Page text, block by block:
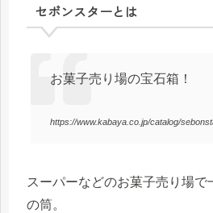
セボンスターとは
お菓子売り場の宝石箱！
https://www.kabaya.co.jp/catalog/
スーパーなどのお菓子売り場で
の筒。